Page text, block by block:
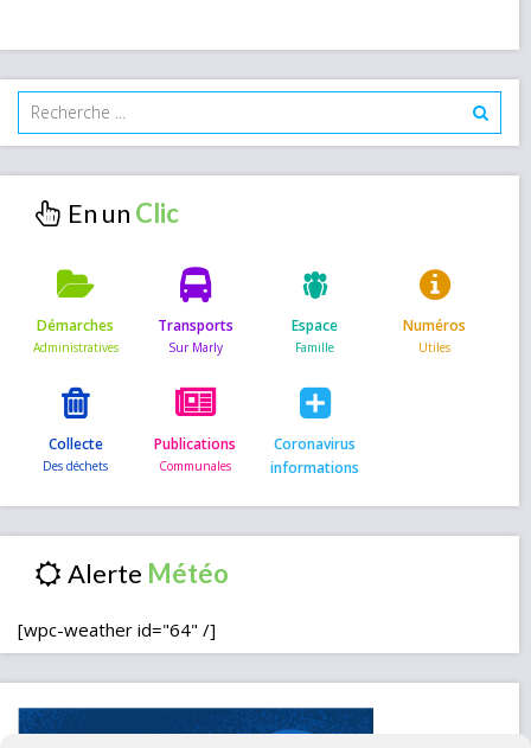
En un
Démarches Transports Espace Numéros
Collecte Publications
Coronavirus
informations
Alerte
[wpc-weather id="64" /]